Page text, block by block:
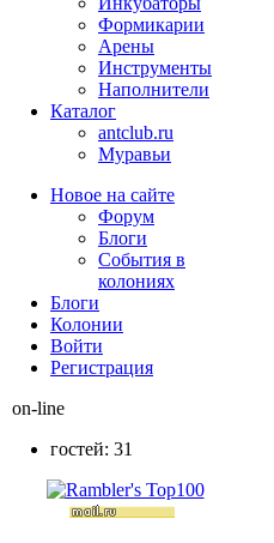
Формикарии
Арены
Инструменты
Наполнители
Каталог
antclub.ru
Муравьи
Новое на сайте
Форум
Блоги
События в
колониях
Блоги
Колонии
Войти
Peгиcтpaция
on-line
гостей: 31